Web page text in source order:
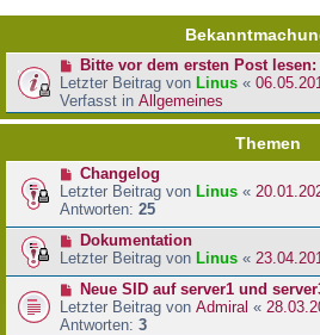
Bitte vor dem ersten Post
Letzter Beitrag von Linus «
Verfasst in Allgemeines
Themen
Changelog
Letzter Beitrag von Linus «
Antworten: 25
Dokumentation
Letzter Beitrag von Linus «
Neue SID auf server1 und
Letzter Beitrag von Admiral «
Antworten: 3